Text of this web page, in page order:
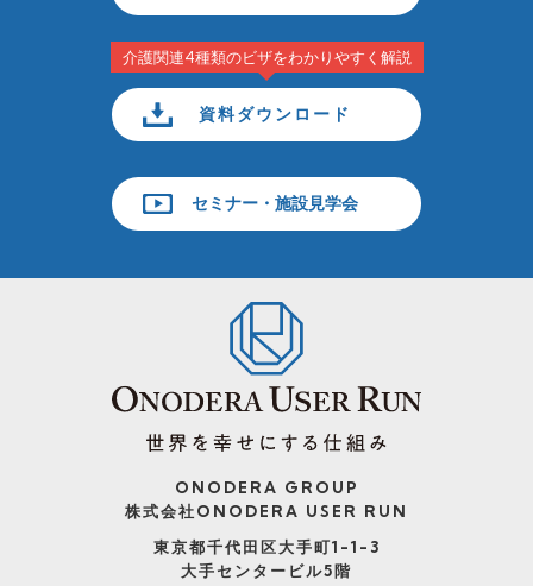
介護関連4種類のビザをわかりやすく解説
資料ダウンロード
セミナー・施設見学会
ONODERA GROUP
株式会社ONODERA USER RUN
東京都千代田区大手町1-1-3
大手センタービル5階